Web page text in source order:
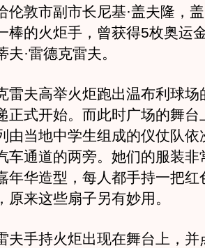
伦敦市副市长尼基·盖夫隆，
棒的火炬手，曾获得5枚奥运
·雷德克雷夫。
夫高举火炬跑出温布利球场
正式开始。而此时广场的舞台
由当地中学生组成的仪仗队依
车通道的两旁。她们的服装非
年华造型，每人都手持一把红
原来这些扇子另有妙用。
手持火炬出现在舞台上，并